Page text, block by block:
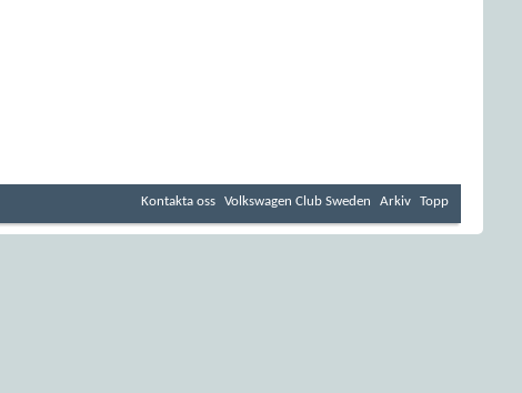
Kontakta oss Volkswagen Club Sweden Arkiv Topp